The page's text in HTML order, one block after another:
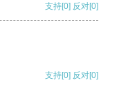
支持[0] 反对[0]
支持[0] 反对[0]